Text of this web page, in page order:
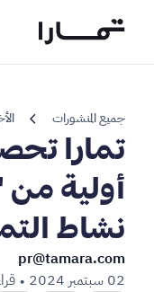
جميع المنشورات chevron_left
تمارا
أولية
نشاط
pr@tamara.com
02 سبتمبر 2024
•